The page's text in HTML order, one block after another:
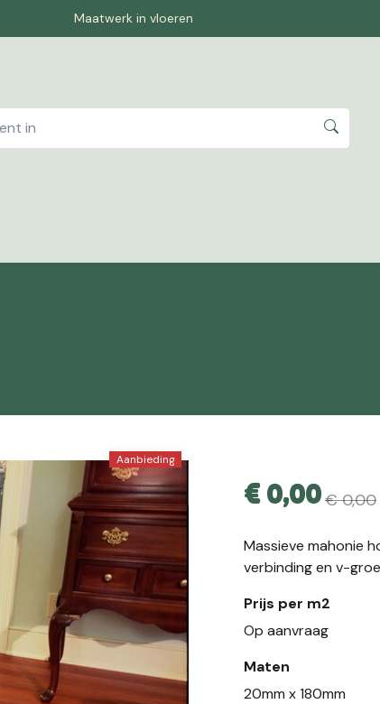
Maatwerk in vloeren
Aanbieding
€ 0,00€ 0,00
Massieve mahonie
verbinding en v-
Prijs per m2
Op aanvraag
Maten
20mm x 180mm